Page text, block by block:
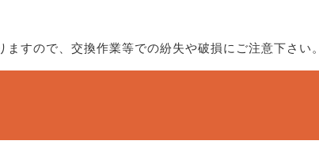
すので、交換作業等での紛失や破損にご注意下さい。